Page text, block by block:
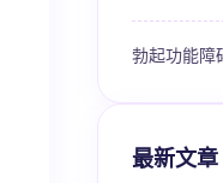
勃起功能障
最新文章